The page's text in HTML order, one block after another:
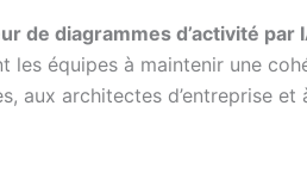
de diagrammes d’activité par
les équipes à maintenir une
aux architectes d’entreprise